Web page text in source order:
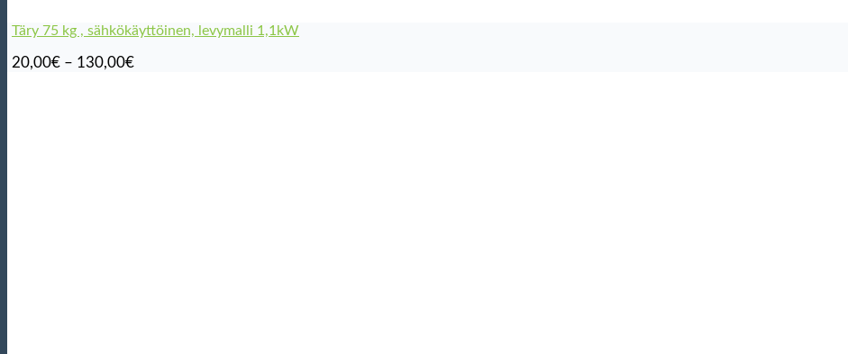
Täry 75 kg , sähkökäyttöinen, levymalli 1,1kW
20,00€ – 130,00€Hintaluokka: